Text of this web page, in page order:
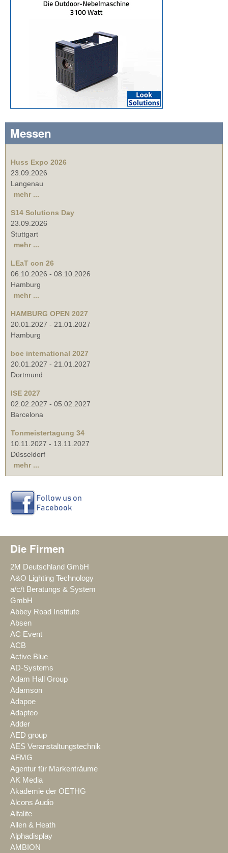
Messen
Huss Expo 2026
23.09.2026
Langenau
mehr ...
S14 Solutions Day
23.09.2026
Stuttgart
mehr ...
LEaT con 26
06.10.2026 - 08.10.2026
Hamburg
mehr ...
HAMBURG OPEN 2027
20.01.2027 - 21.01.2027
Hamburg
boe international 2027
20.01.2027 - 21.01.2027
Dortmund
ISE 2027
02.02.2027 - 05.02.2027
Barcelona
Tonmeistertagung 34
10.11.2027 - 13.11.2027
Düsseldorf
mehr ...
Die Firmen
2M Deutschland GmbH
A&O Lighting Technology
a/c/t Beratungs & System
GmbH
Abbey Road Institute
Absen
AC Event
ACB
Active Blue
AD-Systems
Adam Hall Group
Adamson
Adapoe
Adapteo
Adder
AED group
AES Veranstaltungstechnik
AFMG
Agentur für Markenträume
AK Media
Akademie der OETHG
Alcons Audio
Alfalite
Allen & Heath
Alphadisplay
AMBION